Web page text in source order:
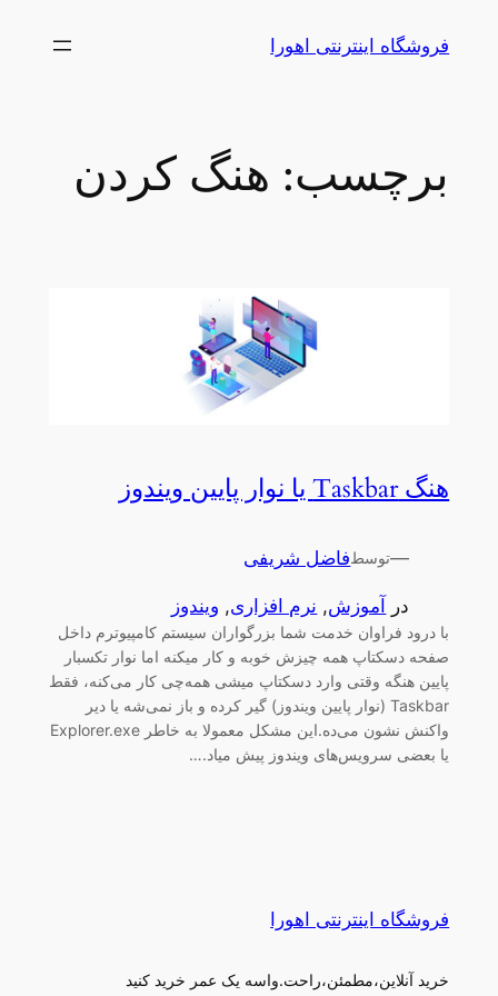
فروشگاه اینترنتی اهورا
برچسب: هنگ کردن
هنگ Taskbar یا نوار پایین ویندوز
—توسطفاضل شریفی
در آموزش, نرم افزاری, ویندوز
با درود فراوان خدمت شما بزرگواران سیستم کامپیوترم داخل
صفحه دسکتاپ همه چیزش خوبه و کار میکنه اما نوار تکسبار
پایین هنگه وقتی وارد دسکتاپ میشی همه‌چی کار می‌کنه، فقط
Taskbar (نوار پایین ویندوز) گیر کرده و باز نمی‌شه یا دیر
واکنش نشون می‌ده.این مشکل معمولا به خاطر Explorer.exe
یا بعضی سرویس‌های ویندوز پیش میاد.…
فروشگاه اینترنتی اهورا
خرید آنلاین،مطمئن،راحت.واسه یک عمر خرید کنید